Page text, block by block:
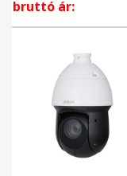
bruttó ár: